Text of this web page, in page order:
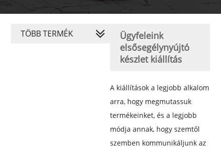
Ügyfeleink
elsősegélynyújtó
készlet kiállítás
A kiállítások a legjobb alkalom
arra, hogy megmutassuk
termékeinket, és a legjobb
módja annak, hogy szemtől
szemben kommunikáljunk az
TÖBB TERMÉK